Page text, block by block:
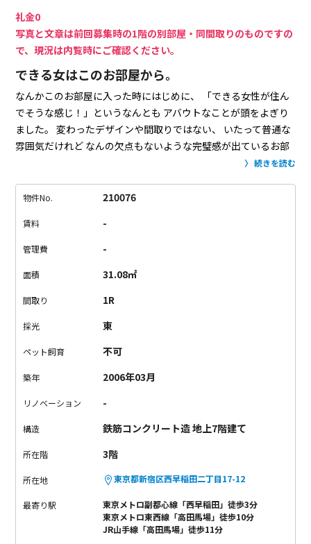
礼金0
写真と文章は前回募集時の1階の別部屋・同間取りのものですの
で、現況は内覧時にご確認ください。
できる女はこのお部屋から。
なんかこのお部屋に入った時にはじめに、
「できる女性が住ん
でそうな感じ！」というなんとも アバウトなことが頭をよぎり
ました。
変わったデザインや間取りではない、
いたって普通な
雰囲気だけれど なんの欠点もないような完璧感が出ているお部
でも本当にお仕事
想像できちゃいます！笑（女性に限らず男性もですが！）
さらに開放的で
思った以上に広く感じました。
ハウスに住みたい方、
続きを読む
物件No. 210076
賃料 -
管理費 -
面積 31.08㎡
間取り 1R
採光 東
ペット飼育 不可
築年 2006年03月
リノベーション -
構造 鉄筋コンクリート造 地上7階建て
所在階 3階
所在地 東京都新宿区西早稲田二丁目17-12
最寄り駅
東京メトロ副都心線「西早稲田」徒歩3分
東京メトロ東西線「高田馬場」徒歩10分
JR山手線「高田馬場」徒歩11分